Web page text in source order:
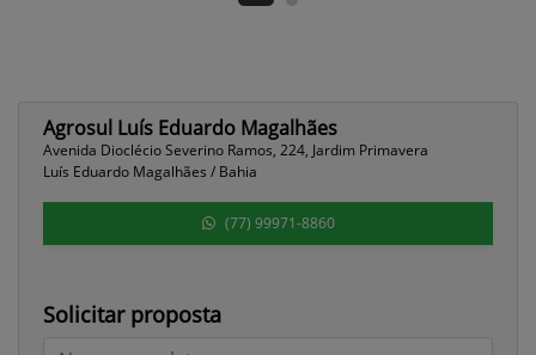
Agrosul Luís Eduardo Magalhães
Avenida Dioclécio Severino Ramos, 224, Jardim Primavera
Luís Eduardo Magalhães / Bahia
(77) 99971-8860
Solicitar proposta